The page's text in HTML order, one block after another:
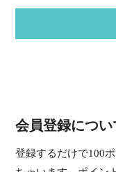
会員登録につい
登録するだけで100